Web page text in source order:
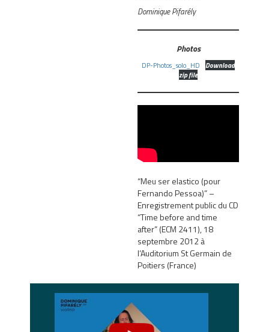
Dominique Pifarély
Photos
DP-Photos_solo_HD Download
zip file
“Meu ser elastico (pour
Fernando Pessoa)” –
Enregistrement public du CD
“Time before and time
after” (ECM 2411), 18
septembre 2012 à
l’Auditorium St Germain de
Poitiers (France)